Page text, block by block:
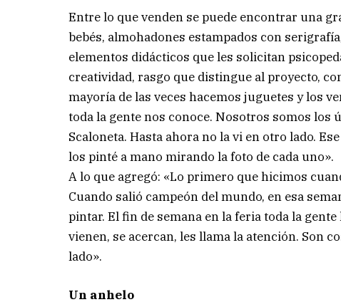
Entre lo que venden se puede encontrar una
bebés, almohadones estampados con
elementos didácticos que les solicitan
creatividad, rasgo que distingue al proyecto,
mayoría de las veces hacemos juguetes y los
toda la gente nos conoce. Nosotros somos
Scaloneta. Hasta ahora no la vi en otro lado.
los pinté a mano mirando la foto de cada uno».
A lo que agregó: «Lo primero que hicimos
Cuando salió campeón del mundo, en esa
pintar. El fin de semana en la feria toda la
vienen, se acercan, les llama la atención. Son
lado».
Un anhelo